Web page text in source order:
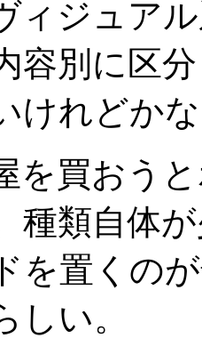
ジュア
容別に区
けれどか
買おう
種類自体
を置くの
しい。